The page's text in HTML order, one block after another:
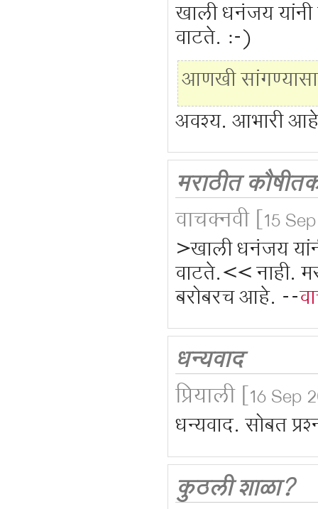
खाली धनंजय यांनी
वाटते. :-)
आणखी
अवश्य. आभारी
मराठीत
वाचक्नवी [15
>खाली धनंजय
वाटते.<< नाही.
बरोबरच आहे. --
धन्यवाद
प्रियाली [16 Sep
धन्यवाद. सोबत
कुठली शाळा?